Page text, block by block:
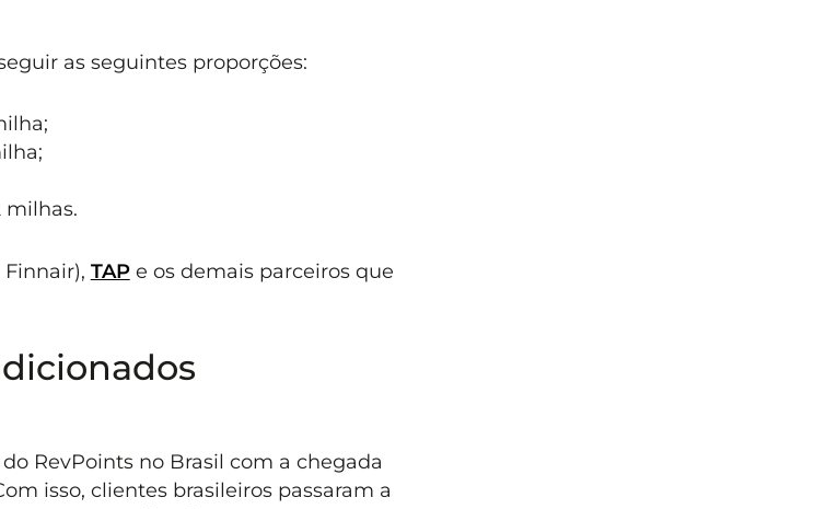
as seguintes proporções:
milhas.
TAPe os demais parceiros que
RevPoints no Brasil com a chegada
isso, clientes brasileiros passaram a